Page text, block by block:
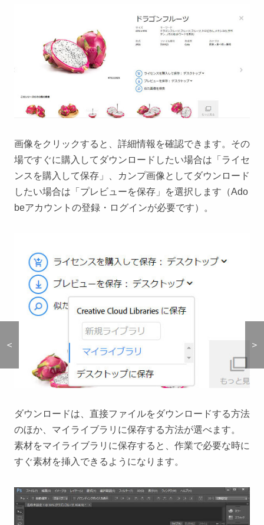
＜ ＞
画像をクリックすると、詳細情報を確認できます。その
場ですぐに購入してダウンロードしたい場合は「ライセ
ンスを購入して保存」、カンプ画像としてダウンロード
したい場合は「プレビューを保存」を選択します（Ado
beアカウントの登録・ログインが必要です）。
ダウンロードは、直接ファイルをダウンロードする方法
のほか、マイライブラリに保存する方法が選べます。
素材をマイライブラリに保存すると、作業で必要な時に
すぐ素材を挿入できるようになります。
＜ ＞